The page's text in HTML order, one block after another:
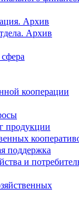
Архив
Архив
кооперации
продукции
поддержка
и